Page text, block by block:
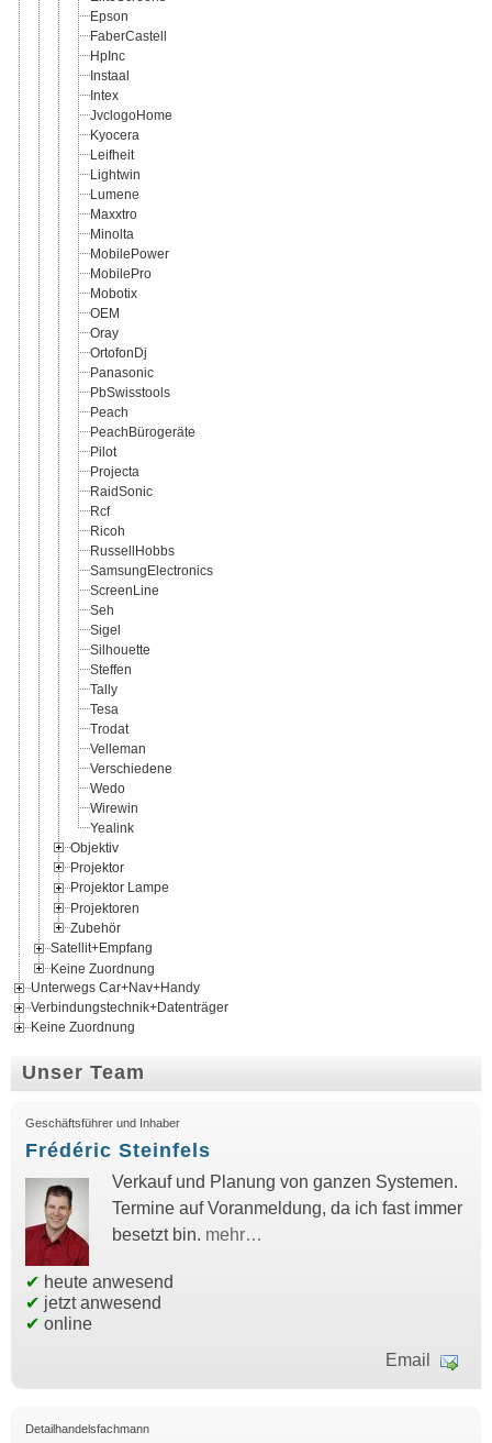
Epson
FaberCastell
HpInc
Instaal
Intex
JvclogoHome
Kyocera
Leifheit
Lightwin
Lumene
Maxxtro
Minolta
MobilePower
MobilePro
Mobotix
OEM
Oray
OrtofonDj
Panasonic
PbSwisstools
Peach
PeachBürogeräte
Pilot
Projecta
RaidSonic
Rcf
Ricoh
RussellHobbs
SamsungElectronics
ScreenLine
Seh
Sigel
Silhouette
Steffen
Tally
Tesa
Trodat
Velleman
Verschiedene
Wedo
Wirewin
Yealink
Objektiv
Projektor
Projektor Lampe
Projektoren
Zubehör
Satellit+Empfang
Keine Zuordnung
Unterwegs Car+Nav+Handy
Verbindungstechnik+Datenträger
Keine Zuordnung
Unser Team
Geschäftsführer und Inhaber
Frédéric Steinfels
Verkauf und Planung von ganzen Systemen.
Termine auf Voranmeldung, da ich fast immer
besetzt bin. mehr…
✔ heute anwesend
✔ jetzt anwesend
✔ online
Email
Detailhandelsfachmann